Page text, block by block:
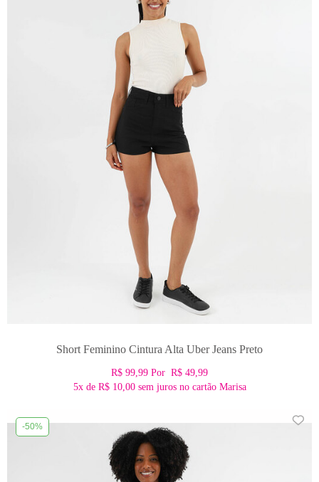
Short Feminino Cintura Alta Uber Jeans Preto
R$ 99,99 Por R$ 49,99
5xde R$ 10,00sem juros no cartão Marisa
-50%